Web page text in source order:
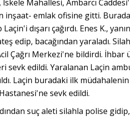
İskele Mahallesi, Ambarcı
inşaat- emlak ofisine gitti. Burada
dışarı çağırdı. Enes K.,
edip, bacağından yaraladı.
Çağrı Merkezi'ne bildirdi. İhbar
sevk edildi. Yaralanan Laçin
Laçin buradaki ilk
sevk edildi.
suç aleti silahla polise